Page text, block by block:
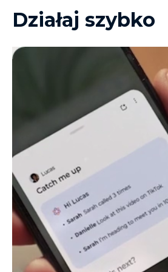
Działaj szybko